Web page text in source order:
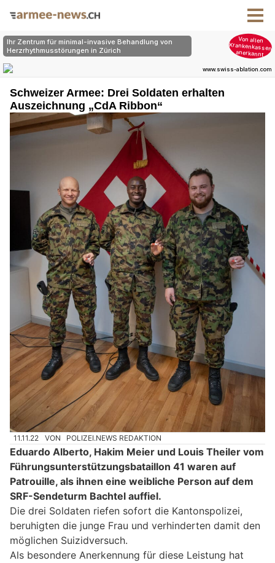
Schweizer Armee: Drei Soldaten erhalten
Auszeichnung „CdA Ribbon“
11.11.22 VON POLIZEI.NEWS REDAKTION
Eduardo Alberto, Hakim Meier und Louis Theiler vom
Führungsunterstützungsbataillon 41 waren auf
Patrouille, als ihnen eine weibliche Person auf dem
SRF-Sendeturm Bachtel auffiel.
Die drei Soldaten riefen sofort die Kantonspolizei,
beruhigten die junge Frau und verhinderten damit den
möglichen Suizidversuch.
Als besondere Anerkennung für diese Leistung hat